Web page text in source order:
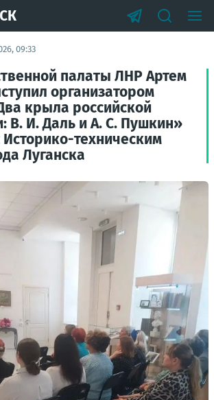
09:33
палаты ЛНР Артем
организатором
крыла российской
В. И. Даль и А. С. Пушкин»
Историко-техническим
Луганска